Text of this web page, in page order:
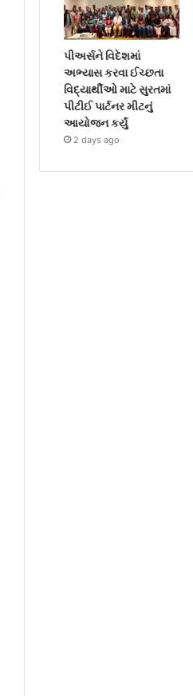
પીઅર્સને વિદેશમાં
અભ્યાસ કરવા ઈચ્છતા
વિદ્યાર્થીઓ માટે સુરતમાં
પીટીઈ પાર્ટનર મીટનું
આયોજન કર્યું
2 days ago